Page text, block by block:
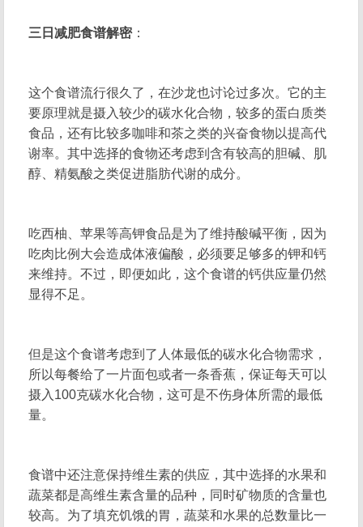
三日减肥食谱解密：
这个食谱流行很久了，在沙龙也讨论过多次。它的主
要原理就是摄入较少的碳水化合物，较多的蛋白质类
食品，还有比较多咖啡和茶之类的兴奋食物以提高代
谢率。其中选择的食物还考虑到含有较高的胆碱、肌
醇、精氨酸之类促进脂肪代谢的成分。
吃西柚、苹果等高钾食品是为了维持酸碱平衡，因为
吃肉比例大会造成体液偏酸，必须要足够多的钾和钙
来维持。不过，即便如此，这个食谱的钙供应量仍然
显得不足。
但是这个食谱考虑到了人体最低的碳水化合物需求，
所以每餐给了一片面包或者一条香蕉，保证每天可以
摄入100克碳水化合物，这可是不伤身体所需的最低
量。
食谱中还注意保持维生素的供应，其中选择的水果和
蔬菜都是高维生素含量的品种，同时矿物质的含量也
较高。为了填充饥饿的胃，蔬菜和水果的总数量比一